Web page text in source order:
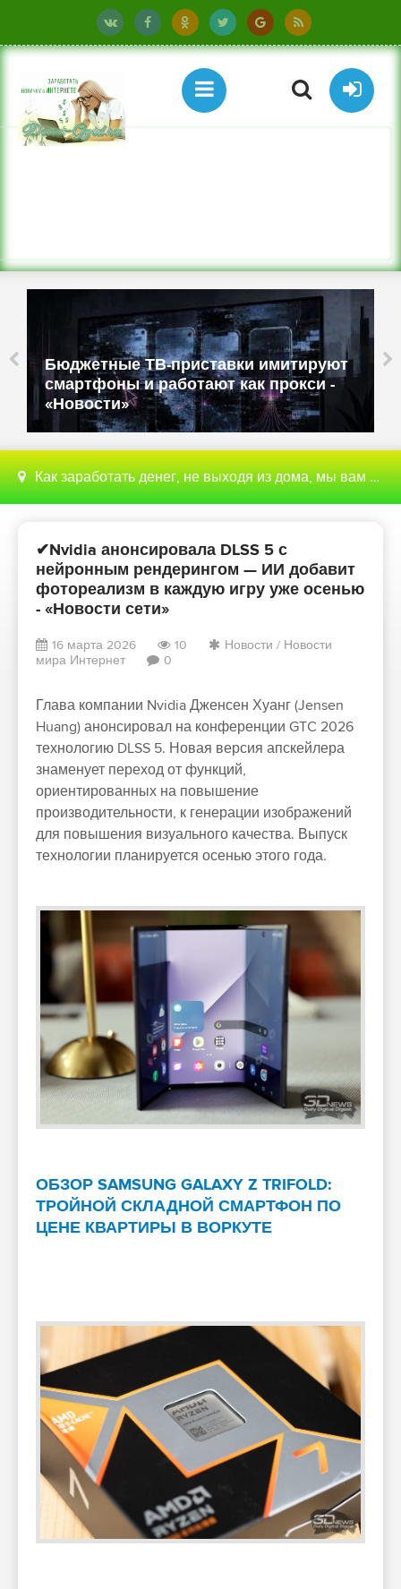
Бюджетные ТВ-приставки имитируют
смартфоны и работают как прокси -
«Новости»
Как заработать денег, не выходя из дома, мы вам поможем с этим разобраться
✔Nvidia анонсировала DLSS 5 с
нейронным рендерингом — ИИ добавит
фотореализм в каждую игру уже осенью
- «Новости сети»
16 марта 2026 10 Новости / Новости
мира Интернет
0
Глава компании Nvidia Дженсен Хуанг (Jensen
Huang) анонсировал на конференции GTC 2026
технологию DLSS 5. Новая версия апскейлера
знаменует переход от функций,
ориентированных на повышение
производительности, к генерации изображений
для повышения визуального качества. Выпуск
технологии планируется осенью этого года.
ОБЗОР SAMSUNG GALAXY Z TRIFOLD:
ТРОЙНОЙ СКЛАДНОЙ СМАРТФОН ПО
ЦЕНЕ КВАРТИРЫ В ВОРКУТЕ